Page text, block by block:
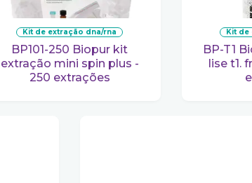
kit de extração dna/rna
BP101-250 Biopur kit
extração mini spin plus -
250 extrações
kit
BP-T1 Biopur tampão de
lise t1.